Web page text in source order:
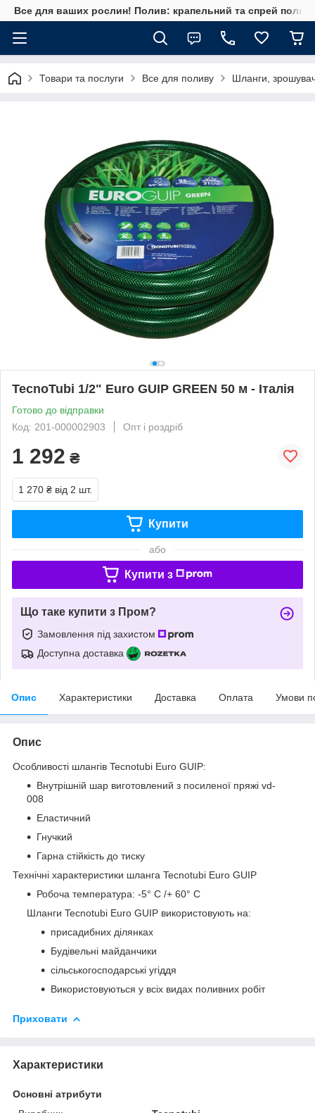
Все для ваших рослин! Полив: крапельний та спрей полив,
Товари та послуги Все для поливу Шланги,
TecnoTubi 1/2" Euro GUIP GREEN 50 м - Італія
Готово до відправки
Код: 201-000002903
Опт і роздріб
1 292 ₴
1 270 ₴ від 2 шт.
Купити
або
Купити з
Що таке купити з Пром?
Замовлення під захистом
Доступна доставка
Опис Характеристики Доставка Оплата Умови
Опис
Особливості шлангів Tecnotubi Euro GUIP:
Внутрішній шар виготовлений з посиленої пряжі vd-
008
Еластичний
Гнучкий
Гарна стійкість до тиску
Технічні характеристики шланга Tecnotubi Euro GUIP
Робоча температура: -5° C /+ 60° C
Шланги Tecnotubi Euro GUIP використовують на:
присадибних ділянках
Будівельні майданчики
сільськогосподарські угіддя
Використовуються у всіх видах поливних робіт
Приховати
Характеристики
Основні атрибути